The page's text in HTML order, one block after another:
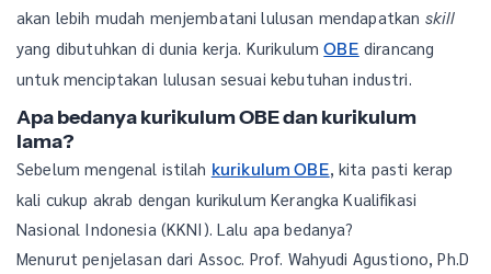
akan lebih mudah menjembatani lulusan mendapatkan skill
yang dibutuhkan di dunia kerja. KurikulumOBE dirancang
untuk menciptakan lulusan sesuai kebutuhan industri.
Apa bedanya kurikulum OBE dan kurikulum
lama?
Sebelum mengenal istilah kurikulum OBE, kita pasti kerap
kali cukup akrab dengan kurikulum Kerangka Kualifikasi
Nasional Indonesia (KKNI). Lalu apa bedanya?
Menurut penjelasan dari Assoc. Prof. Wahyudi Agustiono, Ph.D